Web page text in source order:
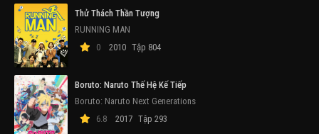
Thử Thách Thần Tượng
RUNNING MAN
0
2010 Tập 804
Boruto: Naruto Thế Hệ Kế Tiếp
Boruto: Naruto Next Generations
6.8
2017 Tập 293